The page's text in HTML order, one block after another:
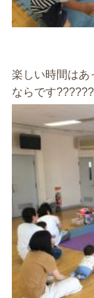
楽しい時間は
ならです??????